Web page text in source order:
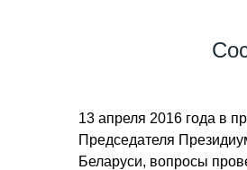
13 апреля 2016 года в
Председателя
Беларуси, вопросы